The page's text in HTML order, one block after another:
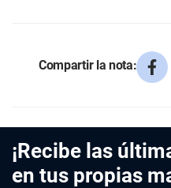
Compartir la nota:
¡Recibe las
en tus propias